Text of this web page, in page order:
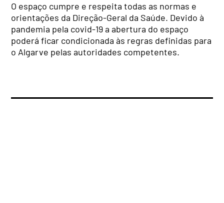
O espaço cumpre e respeita todas as normas e
orientações da Direção-Geral da Saúde. Devido à
pandemia pela covid-19 a abertura do espaço
poderá ficar condicionada às regras definidas para
o Algarve pelas autoridades competentes.